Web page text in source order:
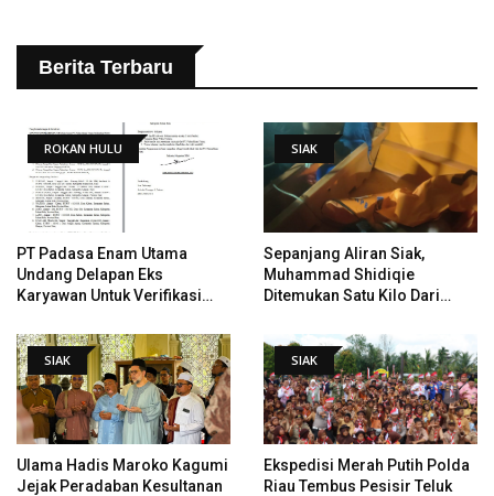
Berita Terbaru
ROKAN HULU
PT Padasa Enam Utama
Undang Delapan Eks
Karyawan Untuk Verifikasi
PHI
SIAK
Sepanjang Aliran Siak,
Muhammad Shidiqie
Ditemukan Satu Kilo Dari
SIAK
Ulama Hadis Maroko Kagumi
Jejak Peradaban Kesultanan
SIAK
Ekspedisi Merah Putih Polda
Riau Tembus Pesisir Teluk